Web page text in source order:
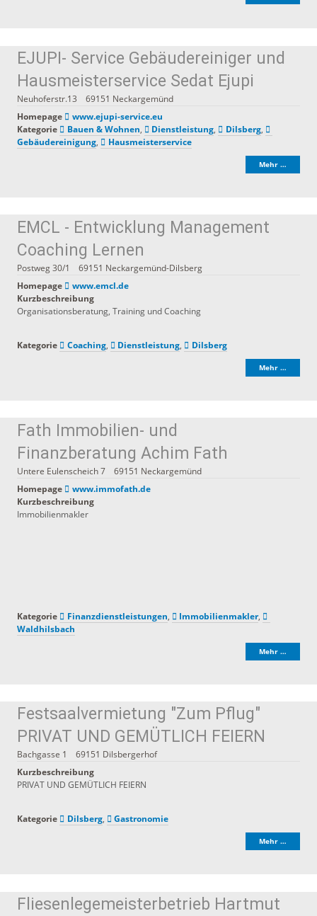
EJUPI- Service Gebäudereiniger und
Hausmeisterservice Sedat Ejupi
Neuhoferstr.13 69151 Neckargemünd
Homepage
www.ejupi-service.eu
Kategorie
Bauen & Wohnen, Dienstleistung, Dilsberg,
Gebäudereinigung, Hausmeisterservice
Mehr …
EMCL - Entwicklung Management
Coaching Lernen
Postweg 30/1 69151 Neckargemünd-Dilsberg
Homepage
www.emcl.de
Kurzbeschreibung
Organisationsberatung, Training und Coaching
Kategorie Coaching, Dienstleistung, Dilsberg
Mehr …
Fath Immobilien- und
Finanzberatung Achim Fath
Untere Eulenscheich 7 69151 Neckargemünd
Homepage
www.immofath.de
Kurzbeschreibung
Immobilienmakler
Kategorie Finanzdienstleistungen, Immobilienmakler,
Waldhilsbach
Mehr …
Festsaalvermietung "Zum Pflug"
PRIVAT UND GEMÜTLICH FEIERN
Bachgasse 1 69151 Dilsbergerhof
Kurzbeschreibung
PRIVAT UND GEMÜTLICH FEIERN
Kategorie Dilsberg, Gastronomie
Mehr …
Fliesenlegemeisterbetrieb Hartmut